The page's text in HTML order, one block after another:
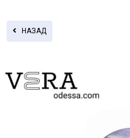
НАЗАД